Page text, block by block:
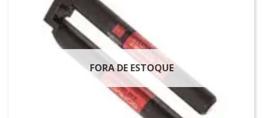
FORA DE ESTOQUE